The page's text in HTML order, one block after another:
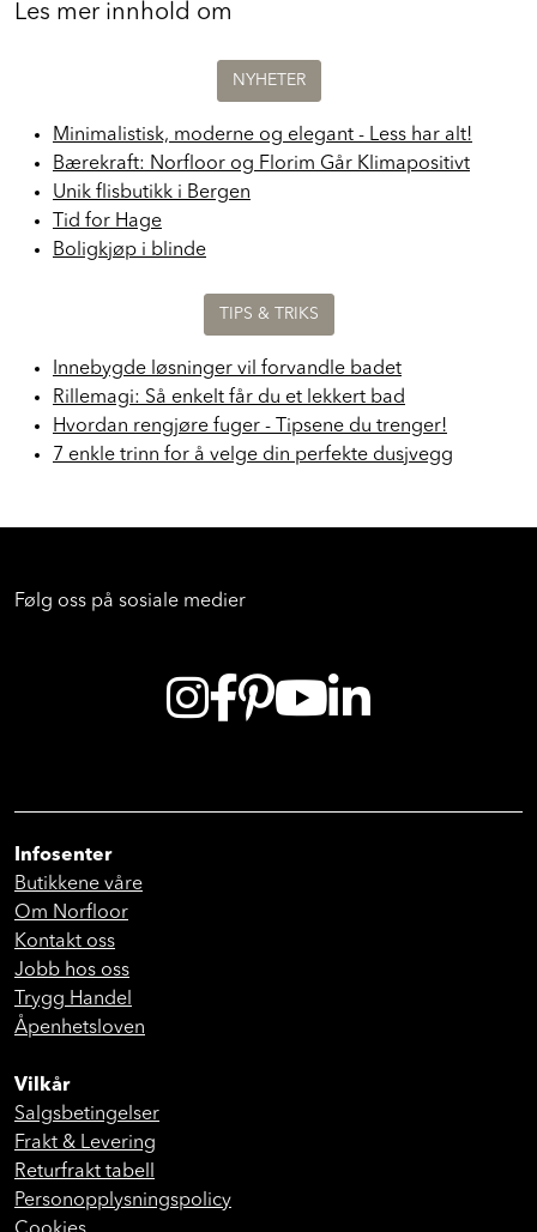
Les mer innhold om
NYHETER
Minimalistisk, moderne og elegant - Less har alt!
Bærekraft: Norfloor og Florim Går Klimapositivt
Unik flisbutikk i Bergen
Tid for Hage
Boligkjøp i blinde
TIPS & TRIKS
Innebygde løsninger vil forvandle badet
Rillemagi: Så enkelt får du et lekkert bad
Hvordan rengjøre fuger - Tipsene du trenger!
7 enkle trinn for å velge din perfekte dusjvegg
Følg oss på sosiale medier
Infosenter
Butikkene våre
Om Norfloor
Kontakt oss
Jobb hos oss
Trygg Handel
Åpenhetsloven
Vilkår
Salgsbetingelser
Frakt & Levering
Returfrakt tabell
Personopplysningspolicy